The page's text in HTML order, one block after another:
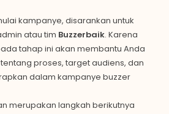
kampanye, disarankan untuk
atau tim Buzzerbaik. Karena
tahap ini akan membantu Anda
proses, target audiens, dan
dalam kampanye buzzer
merupakan langkah berikutnya